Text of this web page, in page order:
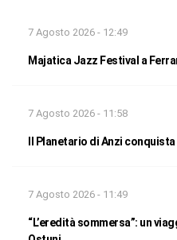
7 Agosto 2026 - 12:49
Majatica Jazz Festival a
7 Agosto 2026 - 11:58
Il Planetario di Anzi
7 Agosto 2026 - 11:49
“L’eredità sommersa”: un